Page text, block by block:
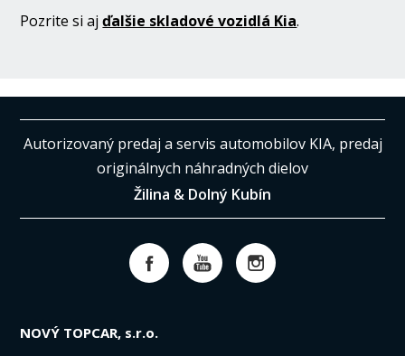
Pozrite si ajďalšie skladové vozidlá Kia.
Autorizovaný predaj a servis automobilov KIA, predaj
originálnych náhradných dielov
Žilina & Dolný Kubín
NOVÝ TOPCAR, s.r.o.